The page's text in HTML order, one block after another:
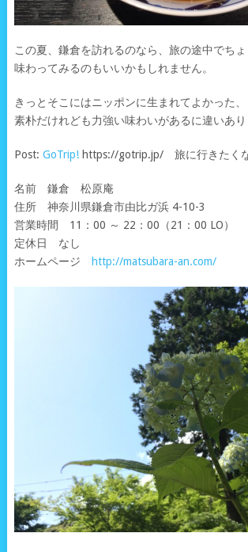
この夏、鎌倉を訪れるのなら、旅の途中でち
味わってみるのもいいかもしれません。
きっとそこにはニッポンに生まれてよかった、
素朴だけれども力強い味わいがあるに違いあり
Post: GoTrip!https://gotrip.jp/ 旅に行きたく
名前 鎌倉 松原庵
住所 神奈川県鎌倉市由比ガ浜 4-10-3
営業時間 11：00 ～ 22：00（21：00 LO）
定休日 なし
ホームページ
http://matsubara-an.com/